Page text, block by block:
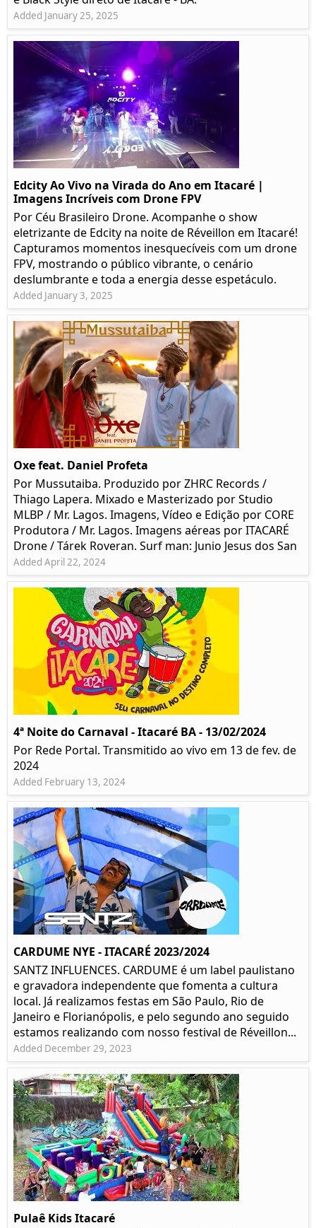
Added January 25, 2025
Edcity Ao Vivo na Virada do Ano em Itacaré |
Imagens Incríveis com Drone FPV
Por Céu Brasileiro Drone. Acompanhe o show
eletrizante de Edcity na noite de Réveillon em Itacaré!
Capturamos momentos inesquecíveis com um drone
FPV, mostrando o público vibrante, o cenário
deslumbrante e toda a energia desse espetáculo.
Added January 3, 2025
Oxe feat. Daniel Profeta
Por Mussutaiba. Produzido por ZHRC Records /
Thiago Lapera. Mixado e Masterizado por Studio
MLBP / Mr. Lagos. Imagens, Vídeo e Edição por CORE
Produtora / Mr. Lagos. Imagens aéreas por ITACARÉ
Drone / Tárek Roveran. Surf man: Junio Jesus dos San
Added April 22, 2024
4ª Noite do Carnaval - Itacaré BA - 13/02/2024
Por Rede Portal. Transmitido ao vivo em 13 de fev. de
2024
Added February 13, 2024
CARDUME NYE - ITACARÉ 2023/2024
SANTZ INFLUENCES. CARDUME é um label paulistano
e gravadora independente que fomenta a cultura
local. Já realizamos festas em São Paulo, Rio de
Janeiro e Florianópolis, e pelo segundo ano seguido
estamos realizando com nosso festival de Réveillon...
Added December 29, 2023
Pulaê Kids Itacaré